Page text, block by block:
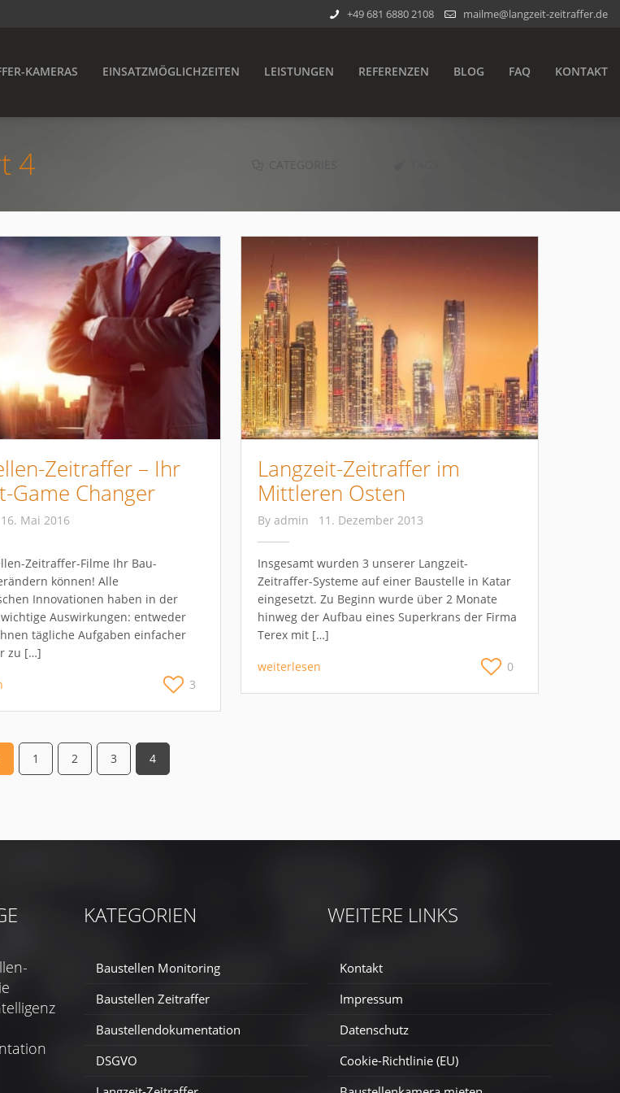
+49 681 6880 2108 mailme@langzeit-zeitraffer.de
KAMERAS EINSATZMÖGLICHZEITEN LEISTUNGEN REFERENZEN BLOG FAQ KONTAKT
4
Zeitraffer – Ihr
Game Changer
16. Mai 2016
Zeitraffer-Filme Ihr Bau-
können! Alle
Innovationen haben in der
wichtige Auswirkungen: entweder
tägliche Aufgaben einfacher
zu […]
3
Langzeit-Zeitraffer im
Mittleren Osten
By admin 11. Dezember 2013
Insgesamt wurden 3 unserer Langzeit-
Zeitraffer-Systeme auf einer Baustelle in Katar
eingesetzt. Zu Beginn wurde über 2 Monate
hinweg der Aufbau eines Superkrans der Firma
Terex mit […]
weiterlesen 0
1 2 3 4
KATEGORIEN
Baustellen Monitoring
Baustellen Zeitraffer
Baustellendokumentation
DSGVO
WEITERE LINKS
Kontakt
Impressum
Datenschutz
Cookie-Richtlinie (EU)